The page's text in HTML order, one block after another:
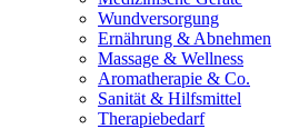
Wundversorgung
Ernährung & Abnehmen
Massage & Wellness
Aromatherapie & Co.
Sanität & Hilfsmittel
Therapiebedarf